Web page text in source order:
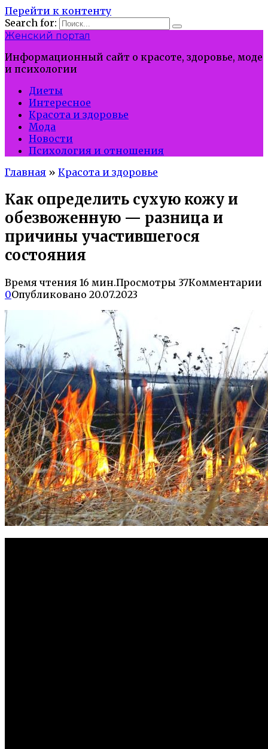
Перейти к контенту
Search for:
Женский портал
Информационный сайт о красоте, здоровье, моде
и психологии
Диеты
Интересное
Красота и здоровье
Мода
Новости
Психология и отношения
Главная » Красота и здоровье
Как определить сухую кожу и
обезвоженную — разница и
причины участившегося
состояния
Время чтения 16 мин.Просмотры 37Комментарии
0Опубликовано 20.07.2023